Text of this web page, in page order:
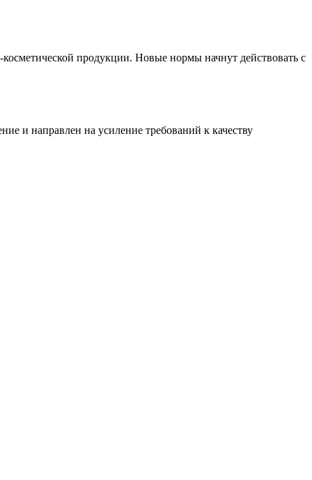
продукции. Новые нормы начнут действовать с
и направлен на усиление требований к качеству